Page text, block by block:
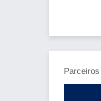
Parceiros